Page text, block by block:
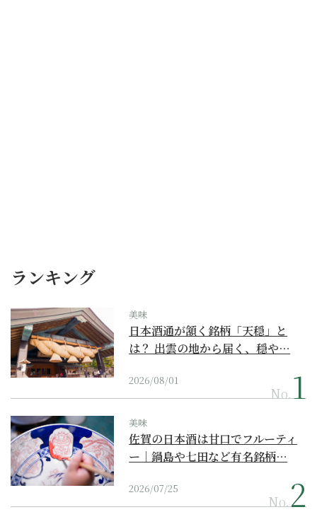
ランキング
美味
日本酒通が頷く銘柄「天穏」と
は？ 出雲の地から届く、穏や…
2026/08/01
No.
美味
佐賀の日本酒は甘口でフルーティ
ー｜鍋島や七田など有名銘柄…
2026/07/25
No.